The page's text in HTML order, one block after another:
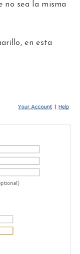
no sea la misma
en esta